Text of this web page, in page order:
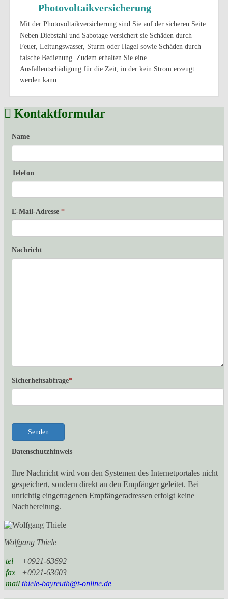
Photovoltaikversicherung
Mit der Photovoltaikversicherung sind Sie auf der sicheren Seite:
Neben Diebstahl und Sabotage versichert sie Schäden durch
Feuer, Leitungswasser, Sturm oder Hagel sowie Schäden durch
falsche Bedienung. Zudem erhalten Sie eine
Ausfallentschädigung für die Zeit, in der kein Strom erzeugt
werden kann.
Kontaktformular
Name
Telefon
E-Mail-Adresse *
Nachricht
Sicherheitsabfrage*
Senden
Datenschutzhinweis
Ihre Nachricht wird von den Systemen des Internetportales nicht
gespeichert, sondern direkt an den Empfänger geleitet. Bei
unrichtig eingetragenen Empfängeradressen erfolgt keine
Nachbereitung.
Wolfgang Thiele
tel
+0921-63692
fax
+0921-63603
mail thiele-bayreuth@t-online.de